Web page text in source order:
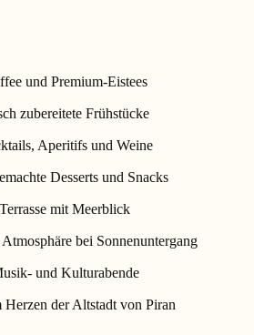
und Premium-Eistees
zubereitete Frühstücke
Aperitifs und Weine
Desserts und Snacks
Terrasse mit Meerblick
bei Sonnenuntergang
und Kulturabende
Herzen der Altstadt von Piran